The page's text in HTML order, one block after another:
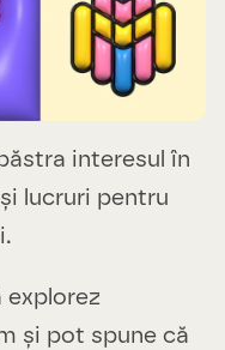
interesul în
lucruri pentru
explorez
și pot spune că